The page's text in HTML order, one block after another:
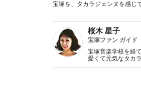
宝塚を、タカラジェンヌを感じ
桜木 星子
宝塚ファン ガイド
宝塚音楽学校を経
愛くて元気なタカ